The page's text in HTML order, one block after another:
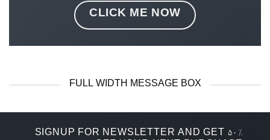
CLICK ME NOW
FULL WIDTH MESSAGE BOX
SIGNUP FOR NEWSLETTER AND GET 50%